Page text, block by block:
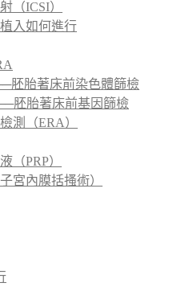
（ICSI）
入如何進行
胚胎著床前染色體篩檢
胚胎著床前基因篩檢
測（ERA）
（PRP）
宮內膜括搔術）